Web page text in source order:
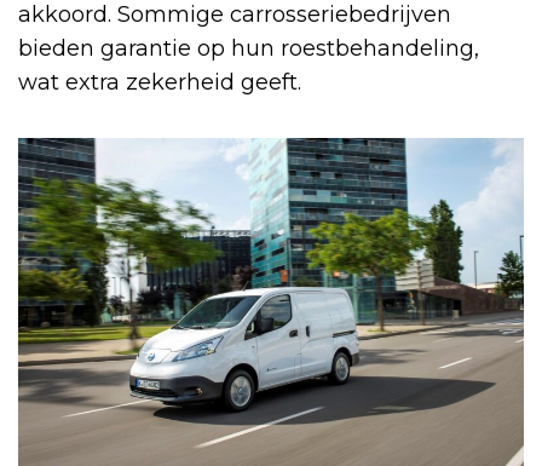
akkoord. Sommige carrosseriebedrijven
bieden garantie op hun roestbehandeling,
wat extra zekerheid geeft.